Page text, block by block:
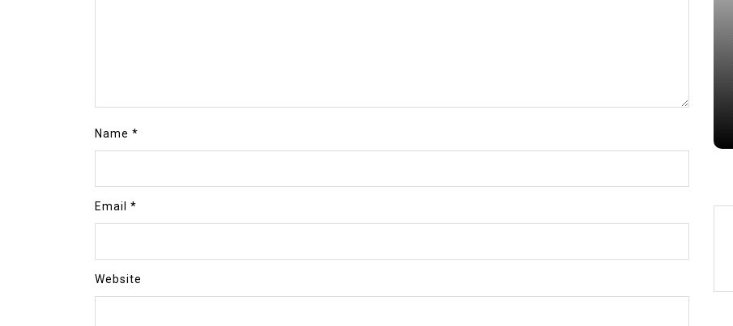
Name *
Email *
Website